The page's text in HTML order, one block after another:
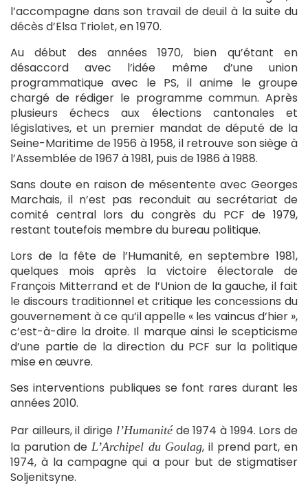
l’accompagne dans son travail de deuil à la suite du
décès d’Elsa Triolet, en 1970.
Au début des années 1970, bien qu’étant en
désaccord avec l’idée même d’une union
programmatique avec le PS, il anime le groupe
chargé de rédiger le programme commun. Après
plusieurs échecs aux élections cantonales et
législatives, et un premier mandat de député de la
Seine-Maritime de 1956 à 1958, il retrouve son siège à
l’Assemblée de 1967 à 1981, puis de 1986 à 1988.
Sans doute en raison de mésentente avec Georges
Marchais, il n’est pas reconduit au secrétariat de
comité central lors du congrès du PCF de 1979,
restant toutefois membre du bureau politique.
Lors de la fête de l’Humanité, en septembre 1981,
quelques mois après la victoire électorale de
François Mitterrand et de l’Union de la gauche, il fait
le discours traditionnel et critique les concessions du
gouvernement à ce qu’il appelle « les vaincus d’hier »,
c’est-à-dire la droite. Il marque ainsi le scepticisme
d’une partie de la direction du PCF sur la politique
mise en œuvre.
Ses interventions publiques se font rares durant les
années 2010.
Par ailleurs, il dirige l’Humanitéde 1974 à 1994. Lors de
la parution de L’Archipel du Goulag, il prend part, en
1974, à la campagne qui a pour but de stigmatiser
Soljenitsyne.